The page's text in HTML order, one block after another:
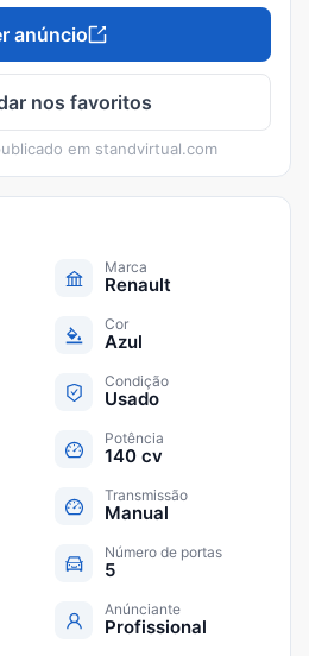
anúncio
nos favoritos
em standvirtual.com
Marca
Renault
Cor
Azul
Condição
Usado
Potência
140 cv
Transmissão
Manual
Número de portas
5
Anúnciante
Profissional